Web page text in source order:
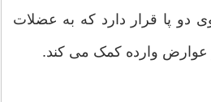
دو پا قرار دارد که به عضلات
عوارض وارده کمک می کند.